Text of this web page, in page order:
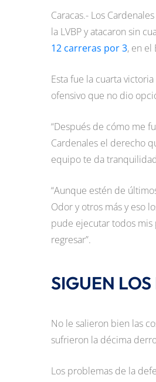
Caracas.- Los
la LVBP y atacaron sin
12 carreras por 3, en el
Esta fue la cuarta
ofensivo que no dio
“Después de cómo me
Cardenales el derecho
equipo te da
“Aunque estén de
Odor y otros más y eso
pude ejecutar todos mis
regresar”.
SIGUEN
No le salieron bien las
sufrieron la décima
Los problemas de la